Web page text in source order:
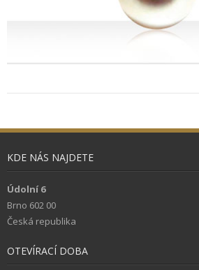
KDE NÁS NAJDETE
Údolní 6
Brno 602 00
Česká republika
OTEVÍRACÍ DOBA